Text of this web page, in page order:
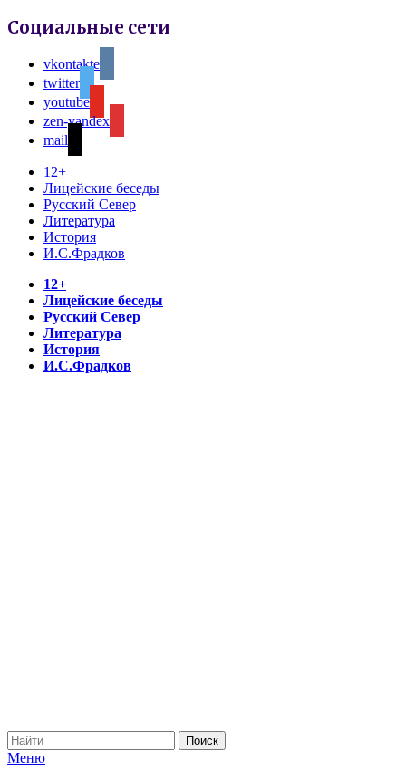
Социальные сети
vkontakte
twitter
youtube
zen-yandex
mail
12+
Лицейские беседы
Русский Север
Литература
История
И.С.Фрадков
12+
Лицейские беседы
Русский Север
Литература
История
И.С.Фрадков
Меню